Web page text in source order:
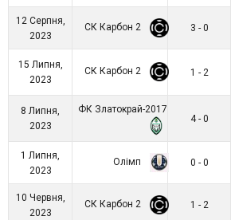
12 Серпня,
2023
СК Карбон 2 3 - 0
15 Липня,
2023
СК Карбон 2 1 - 2
8 Липня,
2023
ФК Златокрай-2017
4 - 0
1 Липня,
2023
Олімп 0 - 0
10 Червня,
2023
СК Карбон 2 1 - 2